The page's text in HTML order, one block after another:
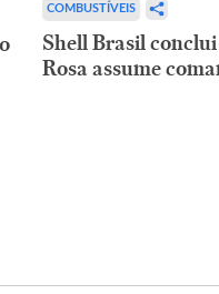
COMBUSTÍVEIS
Shell Brasil
Rosa assume